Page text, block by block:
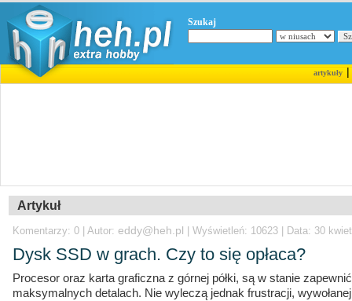
Szukaj
artykuły|
Artykuł
Komentarzy: 0 | Autor: eddy@heh.pl | Wyświetleń: 10623 | Data: 30
Dysk SSD w grach. Czy to się opłaca?
Procesor oraz karta graficzna z górnej półki, są w stanie
maksymalnych detalach. Nie wyleczą jednak frustracji,